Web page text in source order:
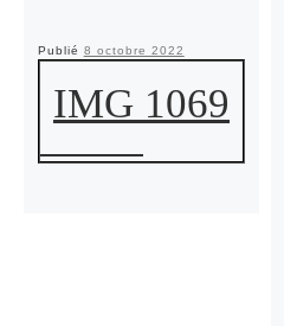
Publié 8 octobre 2022
IMG 1069